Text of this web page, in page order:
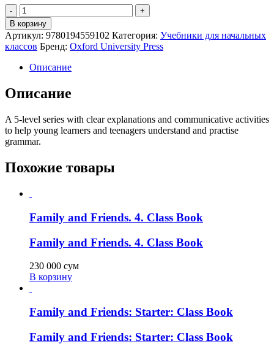
Quantity
В корзину
Артикул: 9780194559102 Категория: Учебники для начальных
классов Бренд: Oxford University Press
Описание
Описание
A 5-level series with clear explanations and communicative activities
to help young learners and teenagers understand and practise
grammar.
Похожие товары
Family and Friends. 4. Class Book
Family and Friends. 4. Class Book
230 000 сум
В корзину
Family and Friends: Starter: Class Book
Family and Friends: Starter: Class Book